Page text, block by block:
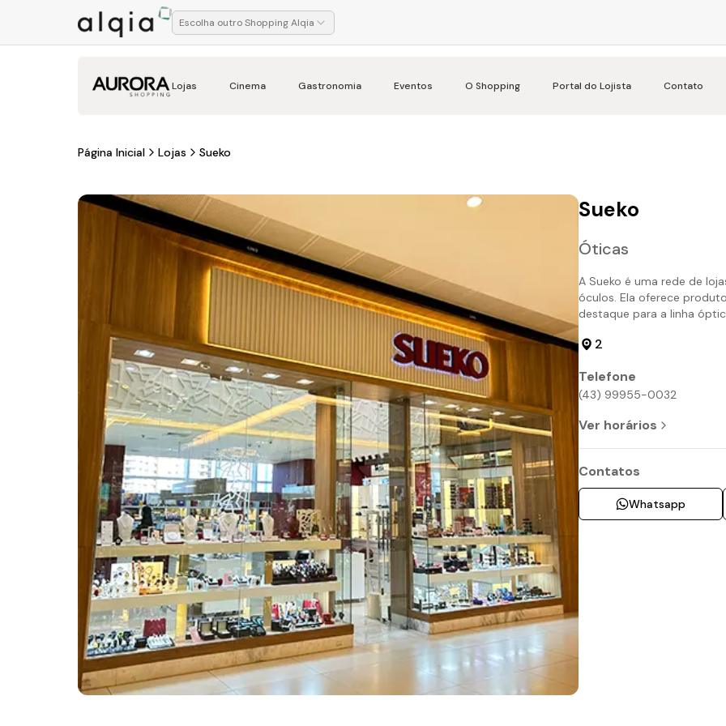
Escolha outro Shopping Alqia
Lojas Cinema Gastronomia Eventos O Shopping Portal do Lojista Contato
Página Inicial Lojas Sueko
Sueko
Óticas
A Sueko é uma rede de
óculos. Ela oferece
destaque para a linha
2
Telefone
(43) 99955-0032
Ver horários
Contatos
Whatsapp